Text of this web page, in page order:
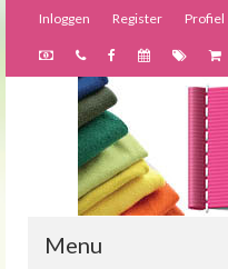
Inloggen Register Profiel
Menu